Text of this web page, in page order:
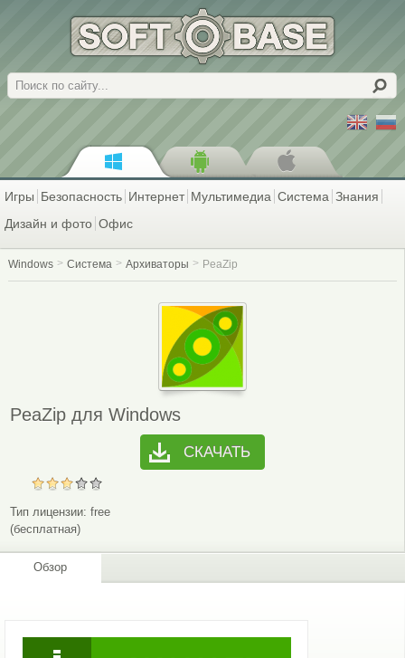
Поиск
Игры Безопасность Интернет Мультимедиа Система Знания
Дизайн и фото Офис
Windows Система Архиваторы PeaZip
PeaZip для Windows
СКАЧАТЬ
Тип лицензии: free
(бесплатная)
Обзор